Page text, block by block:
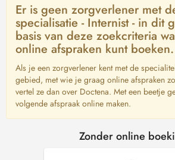
Er is geen zorgverlener met
specialisatie - Internist - in dit
basis van deze zoekcriteria
online afspraken kunt boeken.
Als je een zorgverlener kent met de
gebied, met wie je graag online afspraken
vertel ze dan over Doctena. Met een beetje
volgende afspraak online maken.
Zonder online